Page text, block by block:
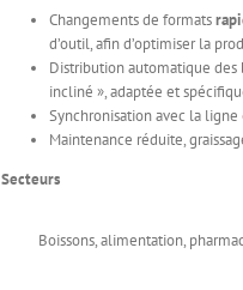
Changements de formats
d’outil, afin d’optimiser la
Distribution automatique des
incliné », adaptée et
Synchronisation avec la
Maintenance réduite,
Secteurs
Boissons, alimentation,